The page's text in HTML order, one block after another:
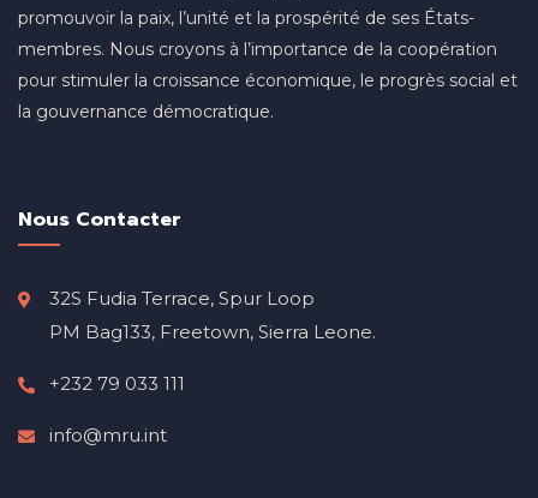
promouvoir la paix, l’unité et la prospérité de ses États-
membres. Nous croyons à l’importance de la coopération
pour stimuler la croissance économique, le progrès social et
la gouvernance démocratique.
Nous Contacter
32S Fudia Terrace, Spur Loop
PM Bag133, Freetown, Sierra Leone.
+232 79 033 111
info@mru.int